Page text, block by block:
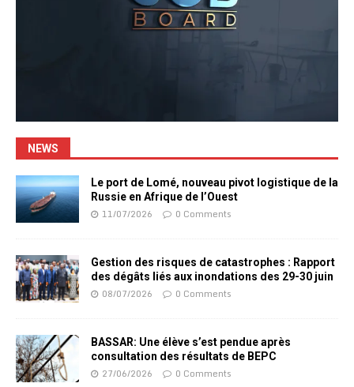
NEWS
Le port de Lomé, nouveau pivot logistique de la
Russie en Afrique de l’Ouest
11/07/2026 0 Comments
Gestion des risques de catastrophes : Rapport
des dégâts liés aux inondations des 29-30 juin
08/07/2026 0 Comments
BASSAR: Une élève s’est pendue après
consultation des résultats de BEPC
27/06/2026 0 Comments